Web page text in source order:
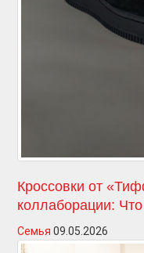
Кроссовки от
коллаборации:
Семья 09.05.2026